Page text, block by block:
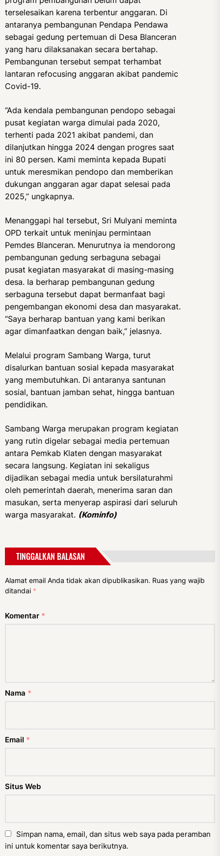
terselesaikan karena terbentur anggaran. Di
antaranya pembangunan Pendapa Pendawa
sebagai gedung pertemuan di Desa Blanceran
yang haru dilaksanakan secara bertahap.
Pembangunan tersebut sempat terhambat
lantaran refocusing anggaran akibat pandemic
Covid-19.
“Ada kendala pembangunan pendopo sebagai
pusat kegiatan warga dimulai pada 2020,
terhenti pada 2021 akibat pandemi, dan
dilanjutkan hingga 2024 dengan progres saat
ini 80 persen. Kami meminta kepada Bupati
untuk meresmikan pendopo dan memberikan
dukungan anggaran agar dapat selesai pada
2025,” ungkapnya.
Menanggapi hal tersebut, Sri Mulyani meminta
OPD terkait untuk meninjau permintaan
Pemdes Blanceran. Menurutnya ia mendorong
pembangunan gedung serbaguna sebagai
pusat kegiatan masyarakat di masing-masing
desa. Ia berharap pembangunan gedung
serbaguna tersebut dapat bermanfaat bagi
pengembangan ekonomi desa dan masyarakat.
“Saya berharap bantuan yang kami berikan
agar dimanfaatkan dengan baik,” jelasnya.
Melalui program Sambang Warga, turut
disalurkan bantuan sosial kepada masyarakat
yang membutuhkan. Di antaranya santunan
sosial, bantuan jamban sehat, hingga bantuan
pendidikan.
Sambang Warga merupakan program kegiatan
yang rutin digelar sebagai media pertemuan
antara Pemkab Klaten dengan masyarakat
secara langsung. Kegiatan ini sekaligus
dijadikan sebagai media untuk bersilaturahmi
oleh pemerintah daerah, menerima saran dan
masukan, serta menyerap aspirasi dari seluruh
warga masyarakat. (Kominfo)
TINGGALKAN BALASAN
Alamat email Anda tidak akan dipublikasikan. Ruas yang wajib
ditandai *
Komentar *
Nama *
Email *
Situs Web
Simpan nama, email, dan situs web saya pada peramban
ini untuk komentar saya berikutnya.